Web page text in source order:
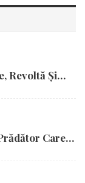
Revoltă Și…
Care…